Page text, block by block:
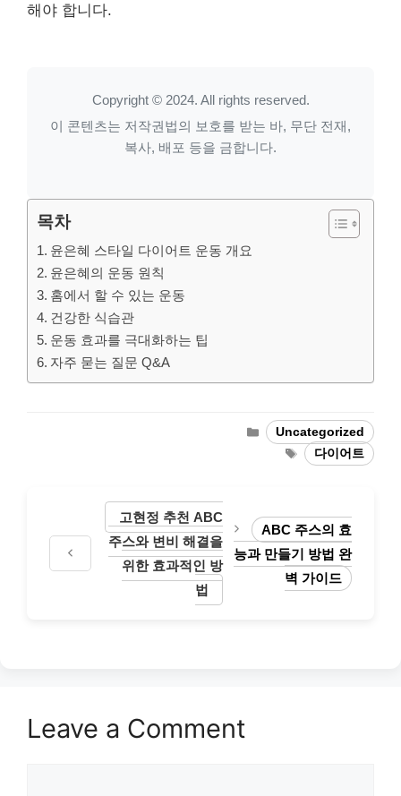
해야 합니다.
Copyright © 2024. All rights reserved.
이 콘텐츠는 저작권법의 보호를 받는 바, 무단 전재,
복사, 배포 등을 금합니다.
목차
윤은혜 스타일 다이어트 운동 개요
윤은혜의 운동 원칙
홈에서 할 수 있는 운동
건강한 식습관
운동 효과를 극대화하는 팁
자주 묻는 질문 Q&A
Categories
Uncategorized
Tags다이어트
고현정 추천 ABC
주스와 변비 해결을
위한 효과적인 방
법
ABC 주스의 효
능과 만들기 방법 완
벽 가이드
Leave a Comment